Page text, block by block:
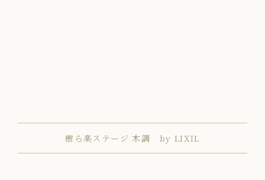
樹ら楽ステージ 木調 by LIXIL